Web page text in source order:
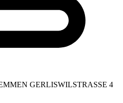
GERLISWILSTRASSE 4